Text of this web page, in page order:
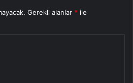
Gerekli alanlar * ile